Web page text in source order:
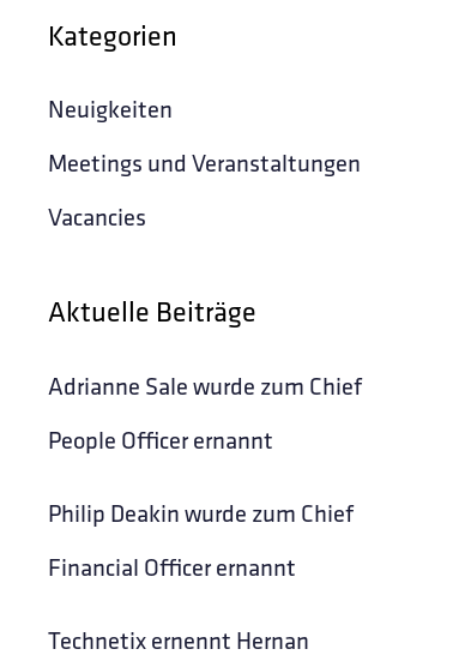
Kategorien
Neuigkeiten
Meetings und Veranstaltungen
Vacancies
Aktuelle Beiträge
Adrianne Sale wurde zum Chief
People Officer ernannt
Philip Deakin wurde zum Chief
Financial Officer ernannt
Technetix ernennt Hernan